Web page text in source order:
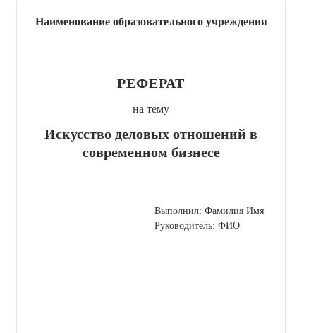
Наименование образовательного учреждения
РЕФЕРАТ
на тему
Искусство деловых отношений в
современном бизнесе
Выполнил: Фамилия Имя
Руководитель: ФИО